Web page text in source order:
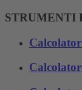
STRUMENTI